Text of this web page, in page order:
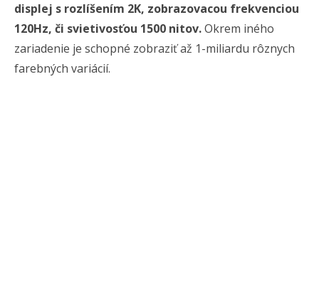
displej s rozlíšením 2K, zobrazovacou frekvenciou
120Hz, či svietivosťou 1500 nitov.Okrem iného
zariadenie je schopné zobraziť až 1-miliardu rôznych
farebných variácií.